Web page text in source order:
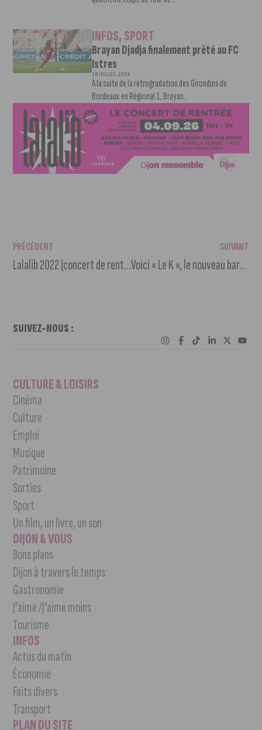
INFOS,SPORT
Brayan Djadja finalement prêté au FC
Istres
28 JUILLET, 2026
À la suite de la rétrogradation des Girondins de
Bordeaux en Régional 1, Brayan...
PRÉCÉDENT
Lalalib 2022 (concert de rentrée) : notre guide
SUIVANT
Voici « Le K », le nouveau bar-restaurant du lac Kir
SUIVEZ-NOUS :
CULTURE & LOISIRS
Cinéma
Culture
Emploi
Musique
Patrimoine
Sorties
Sport
Un film, un livre, un son
DIJON & VOUS
Bons plans
Dijon à travers le temps
Gastronomie
J’aime /J’aime moins
Tourisme
INFOS
Actus du matin
Économie
Faits divers
Transport
PLAN DU SITE